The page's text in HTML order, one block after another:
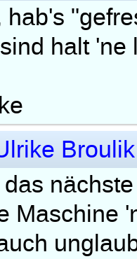
hab's
halt 'ne
Broulik
Maschine